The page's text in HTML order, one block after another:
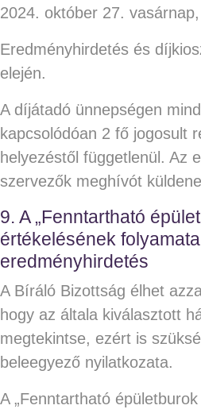
2024. október 27.
Eredményhirdetés és
elején.
A díjátadó ünnepségen
kapcsolódóan 2 fő jogosult
helyezéstől függetlenül. Az
szervezők meghívót
9. A „Fenntartható
értékelésének
eredményhirdetés
A Bíráló Bizottság élhet
hogy az általa kiválasztott
megtekintse, ezért is
beleegyező nyilatkozata.
A „Fenntartható